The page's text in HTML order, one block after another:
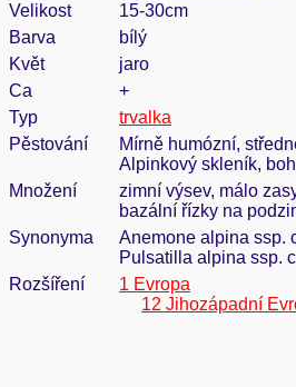
Velikost
15-30cm
Barva
bílý
Květ
jaro
Ca
+
Typ
trvalka
Pěstování
Mírně humózní,
Alpinkový skleník,
Množení
zimní výsev, málo
bazální řízky na
Synonyma
Anemone alpina ssp.
Pulsatilla alpina ssp.
Rozšíření
1 Evropa
12 Jihozápadní